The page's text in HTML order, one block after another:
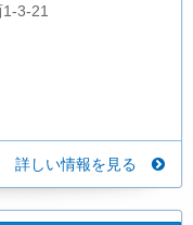
3-21
詳しい情報を見る